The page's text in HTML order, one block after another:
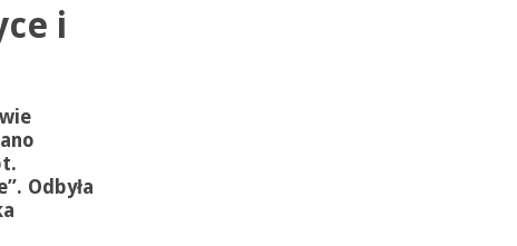
i
. Odbyła